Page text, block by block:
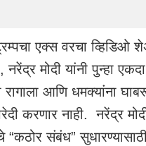
एक्स वरचा व्हिडिओ
नरेंद्र मोदी यांनी पुन्हा
रागाला आणि धमक्यांना
करणार नाही. नरेंद्र
“कठोर संबंध”